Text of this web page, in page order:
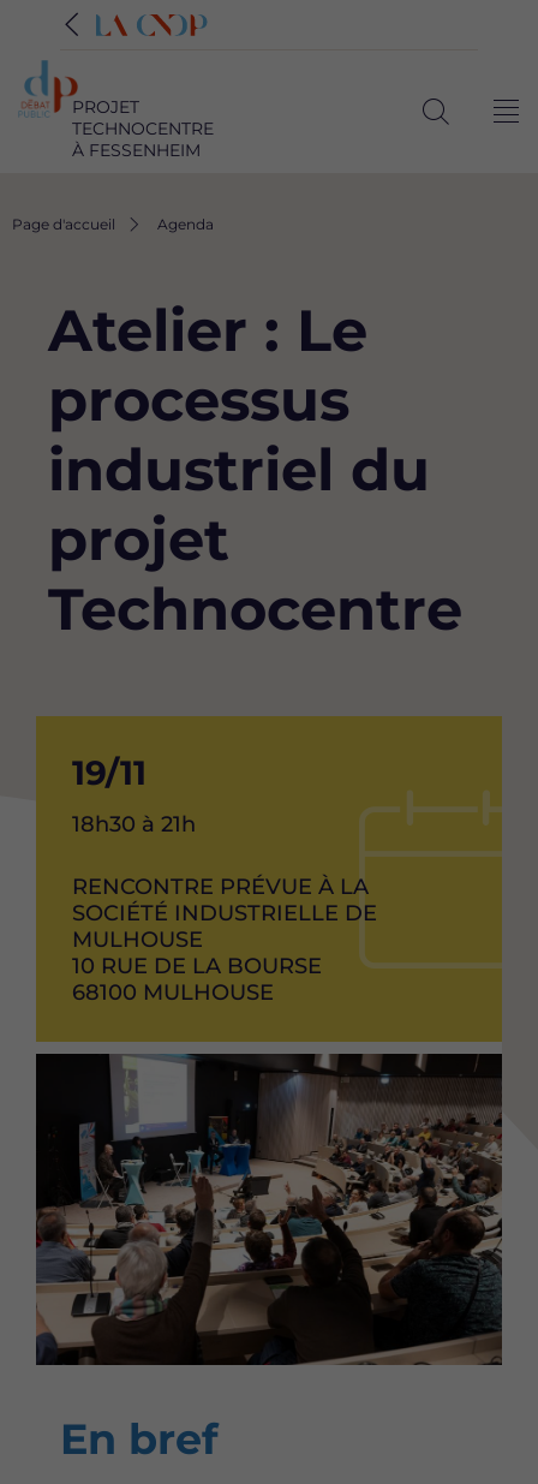
PROJET
TECHNOCENTRE
À FESSENHEIM
Fil
Page d'accueil Agenda
Atelier : Le
processus
industriel du
projet
Technocentre
Date
de
de
l'événement
19/11
Heure
l'événement
18h30 à 21h
RAISON
SOCIAL
RENCONTRE PRÉVUE À LA
SOCIÉTÉ INDUSTRIELLE DE
MULHOUSE
ADRESSE
10 RUE DE LA BOURSE
CODE
68100 VILLE
MULHOUSE
Content
En bref